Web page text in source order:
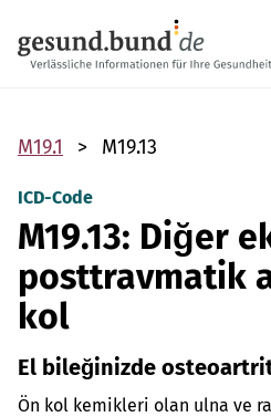
M19.1 M19.13
ICD-Code
M19.13: Diğer
posttravmatik
kol
El bileğinizde
Ön kol kemikleri olan ulna ve